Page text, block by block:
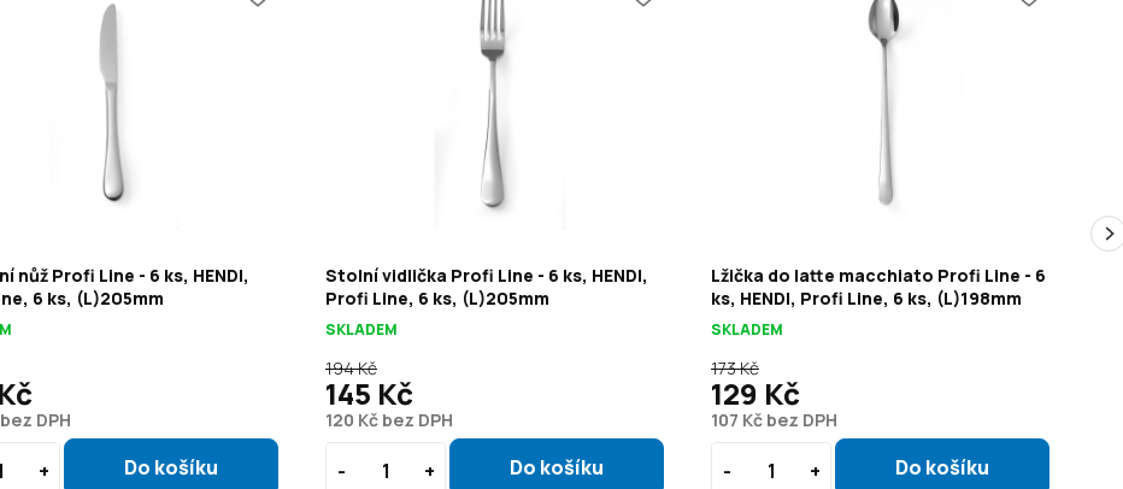
nůž Profi Line - 6 ks, HENDI,
6 ks, (L)205mm
DPH
Stolní vidlička Profi Line - 6 ks, HENDI,
Profi Line, 6 ks, (L)205mm
SKLADEM
120 Kč bez DPH
194 Kč
145 Kč
Lžička do latte macchiato Profi Line - 6
ks, HENDI, Profi Line, 6 ks, (L)198mm
SKLADEM
107 Kč bez DPH
173 Kč
129 Kč